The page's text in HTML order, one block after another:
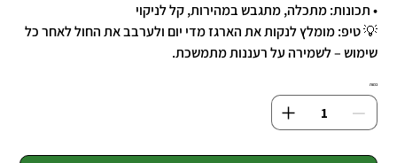
• תכונות: מתכלה, מתגבש במהירות, קל לניקוי
💡 טיפ: מומלץ לנקות את הארגז מדי יום ולערבב את החול לאחר כל
שימוש – לשמירה על רעננות מתמשכת.
כמות